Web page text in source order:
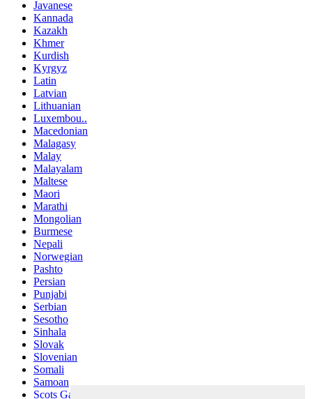
Javanese
Kannada
Kazakh
Khmer
Kurdish
Kyrgyz
Latin
Latvian
Lithuanian
Luxembou..
Macedonian
Malagasy
Malay
Malayalam
Maltese
Maori
Marathi
Mongolian
Burmese
Nepali
Norwegian
Pashto
Persian
Punjabi
Serbian
Sesotho
Sinhala
Slovak
Slovenian
Somali
Samoan
Scots Gaelic